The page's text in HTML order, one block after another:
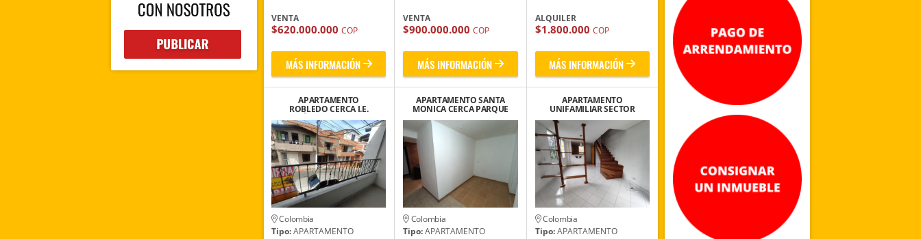
VENTA
$620.000.000 COP
MÁS INFORMACIÓN
VENTA
$900.000.000COP
MÁS INFORMACIÓN
ALQUILER
$1.800.000 COP
MÁS INFORMACIÓN
APARTAMENTO
ROBLEDO CERCA I.E.
TOMÁS CARRASQUILLA
Colombia
Tipo:APARTAMENTO
APARTAMENTO SANTA
MONICA CERCA PARQUE
DEL AJEDREZ
Colombia
Tipo:APARTAMENTO
APARTAMENTO
UNIFAMILIAR SECTOR
ROBLEDO CERCA PQUE.
PRINCIPAL
Colombia
Tipo:APARTAMENTO